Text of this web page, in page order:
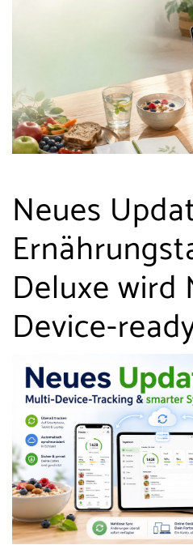
Neues
Deluxe wird
Device-